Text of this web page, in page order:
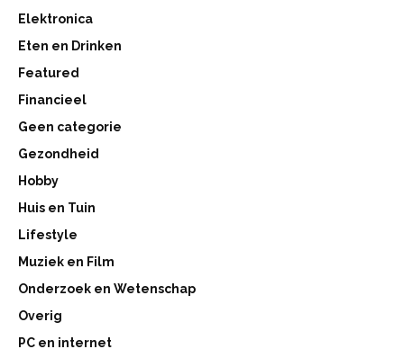
Elektronica
Eten en Drinken
Featured
Financieel
Geen categorie
Gezondheid
Hobby
Huis en Tuin
Lifestyle
Muziek en Film
Onderzoek en Wetenschap
Overig
PC en internet